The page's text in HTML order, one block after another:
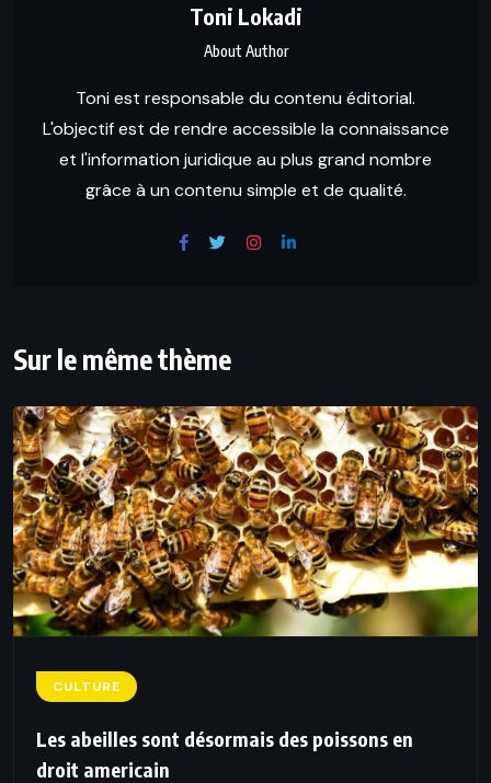
Toni Lokadi
About Author
Toni est responsable du contenu éditorial.
L'objectif est de rendre accessible la connaissance
et l'information juridique au plus grand nombre
grâce à un contenu simple et de qualité.
Sur le même thème
CULTURE
Les abeilles sont désormais des poissons en
droit americain